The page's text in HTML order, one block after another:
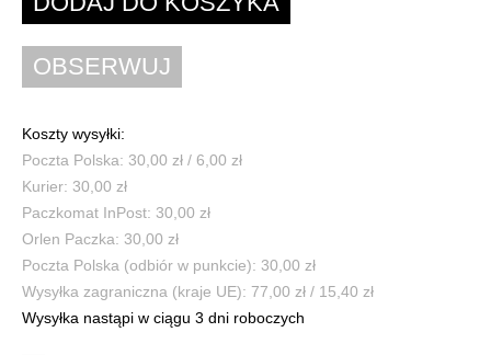
Koszty wysyłki:
Poczta Polska: 30,00 zł / 6,00 zł
Kurier: 30,00 zł
Paczkomat InPost: 30,00 zł
Orlen Paczka: 30,00 zł
Poczta Polska (odbiór w punkcie): 30,00 zł
Wysyłka zagraniczna (kraje UE): 77,00 zł / 15,40 zł
Wysyłka nastąpi w ciągu 3 dni roboczych